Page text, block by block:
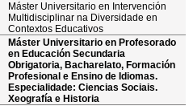
Máster Universitario en Intervención
Multidisciplinar na Diversidade en
Contextos Educativos
Máster Universitario en Profesorado
en Educación Secundaria
Obrigatoria, Bacharelato, Formación
Profesional e Ensino de Idiomas.
Especialidade: Ciencias Sociais.
Xeografía e Historia